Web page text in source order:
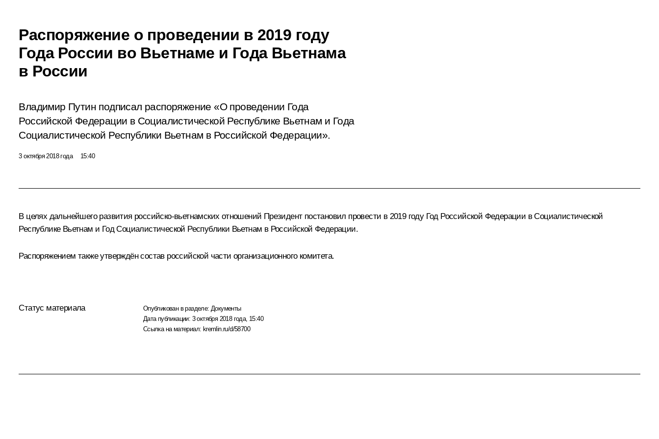
Распоряжение о проведении в 2019 году
Года России во Вьетнаме и Года Вьетнама
в России
Владимир Путин подписал распоряжение «О проведении Года
Российской Федерации в Социалистической Республике Вьетнам и Года
Социалистической Республики Вьетнам в Российской Федерации».
3 октября 2018 года 15:40
В целях дальнейшего развития российско-вьетнамских отношений Президент постановил провести в 2019 году Год Российской Федерации в Социалистической
Республике Вьетнам и Год Социалистической Республики Вьетнам в Российской Федерации.
Распоряжением также утверждён состав российской части организационного комитета.
Статус материала Опубликован в разделе: Документы
Дата публикации: 3 октября 2018 года, 15:40
Ссылка на материал: kremlin.ru/d/58700